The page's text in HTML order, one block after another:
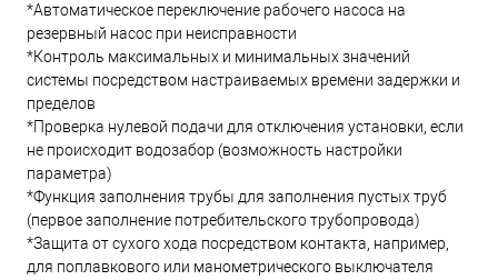
*Автоматическое переключение рабочего насоса на
резервный насос при неисправности
*Контроль максимальных и минимальных значений
системы посредством настраиваемых времени задержки и
пределов
*Проверка нулевой подачи для отключения установки, если
не происходит водозабор (возможность настройки
параметра)
*Функция заполнения трубы для заполнения пустых труб
(первое заполнение потребительского трубопровода)
*Защита от сухого хода посредством контакта, например,
для поплавкового или манометрического выключателя